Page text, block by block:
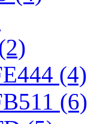
(4)
(6)